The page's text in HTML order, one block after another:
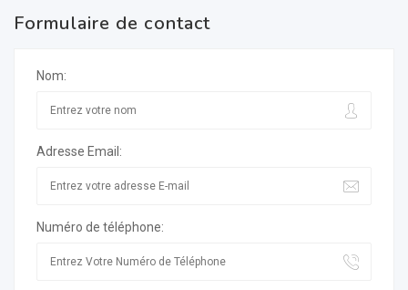
Formulaire de contact
Nom:
Adresse Email:
Numéro de téléphone: